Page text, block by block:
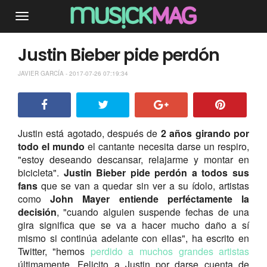
Justin Bieber pide perdón
JAVIER GARCÍA - 2017-07-26 07:19:34
Justin está agotado, después de 2 años girando por
todo el mundo el cantante necesita darse un respiro,
"estoy deseando descansar, relajarme y montar en
bicicleta". Justin Bieber pide perdón a todos sus
fansque se van a quedar sin ver a su ídolo, artistas
comoJohn Mayer entiende perféctamente la
decisión, "cuando alguien suspende fechas de una
gira significa que se va a hacer mucho daño a sí
mismo si continúa adelante con ellas", ha escrito en
Twitter, "hemos perdido a muchos grandes artistas